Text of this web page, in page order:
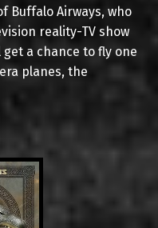
Buffalo Airways, who
reality-TV show
get a chance to fly one
planes, the